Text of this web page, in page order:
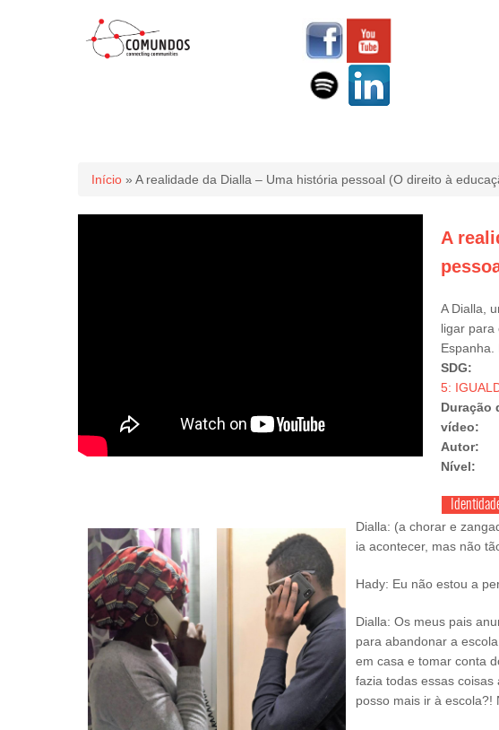
Você está aqui
Início » A realidade da Dialla – Uma história pessoal (O direito à
A
A Dialla,
ligar para
Espanha.
SDG:
5:
Duração
vídeo:
Autor:
Nível:
Dialla: (a chorar e
ia acontecer, mas não
Hady: Eu não estou a
Dialla: Os meus pais
para abandonar a
em casa e tomar conta
fazia todas essas
posso mais ir à escola?!